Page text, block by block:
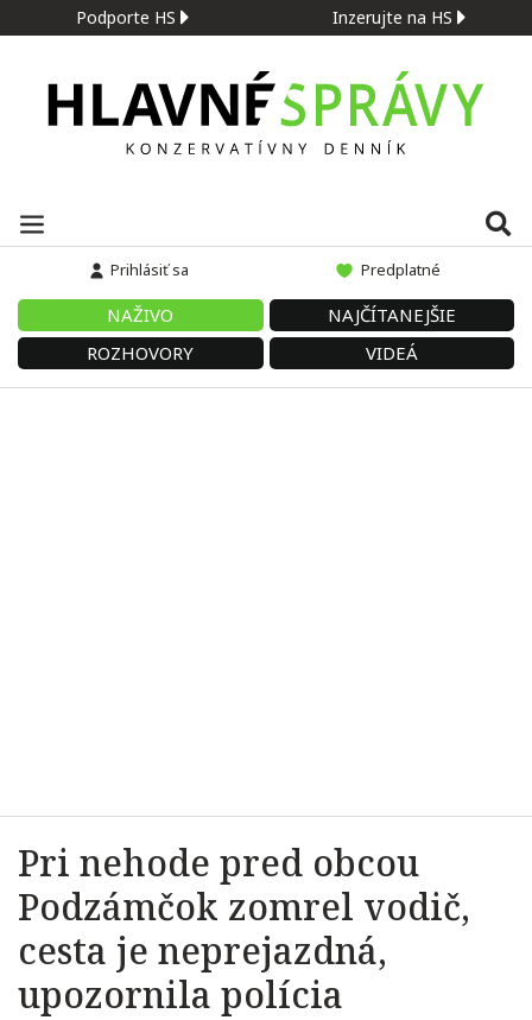
Podporte HS Inzerujte na HS
Prihlásiť sa Predplatné
NAŽIVO
NAJČÍTANEJŠIE
ROZHOVORY
VIDEÁ
Pri nehode pred obcou
Podzámčok zomrel vodič,
cesta je neprejazdná,
upozornila polícia